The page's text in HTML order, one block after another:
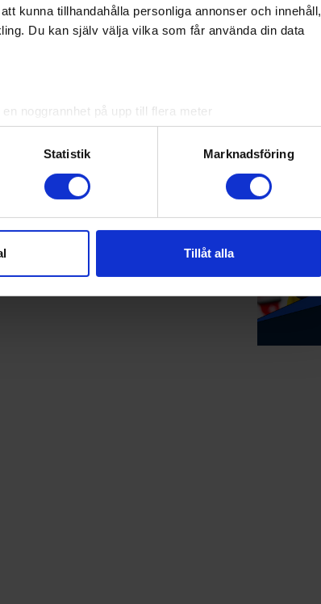
kunna tillhandahålla personliga annonser och innehåll,
Du kan själv välja vilka som får använda din data
noggrannhet på upp till flera meter
kännetecken (fingeravtryck)
in dina preferenser i
detaljsektionen. Du kan ändra
identifierare och annan information från din enhet
med. Dessa kan i sin tur kombinera informationen
Statistik Marknadsföring
Tillåt alla